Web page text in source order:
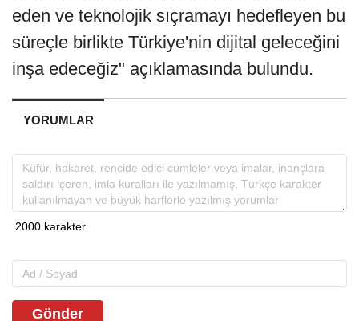
eden ve teknolojik sıçramayı hedefleyen bu
süreçle birlikte Türkiye'nin dijital geleceğini
inşa edeceğiz" açıklamasında bulundu.
YORUMLAR
Gönder